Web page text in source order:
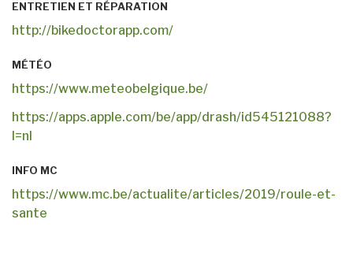
ENTRETIEN ET RÉPARATION
http://bikedoctorapp.com/
MÉTÉO
https://www.meteobelgique.be/
https://apps.apple.com/be/app/drash/id545121088?
l=nl
INFO MC
https://www.mc.be/actualite/articles/2019/roule-et-
sante